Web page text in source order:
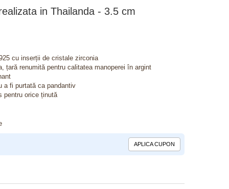
in Thailanda - 3.5 cm
cu inserții de cristale zirconia
țară renumită pentru calitatea manoperei în argint
a fi purtată ca pandantiv
pentru orice ținută
APLICA CUPON